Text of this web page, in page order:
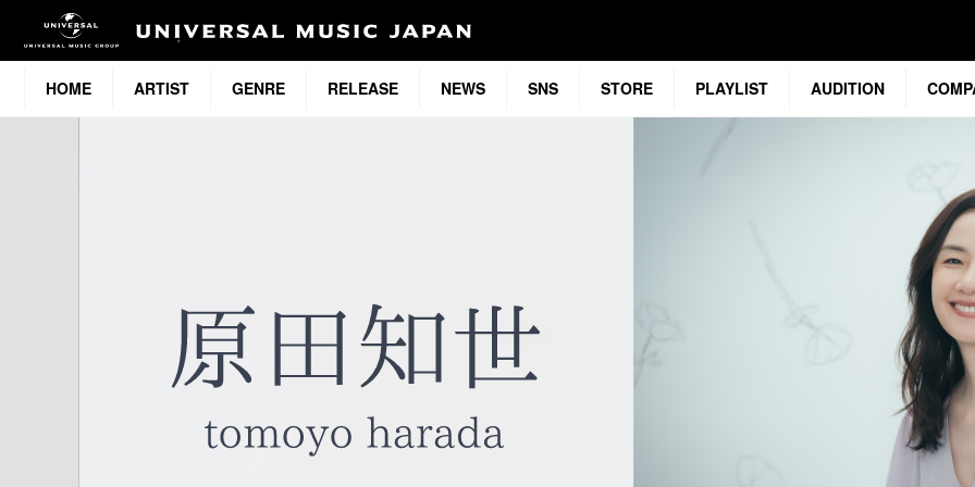
HOME ARTIST GENRE RELEASE NEWS SNS STORE PLAYLIST AUDITION